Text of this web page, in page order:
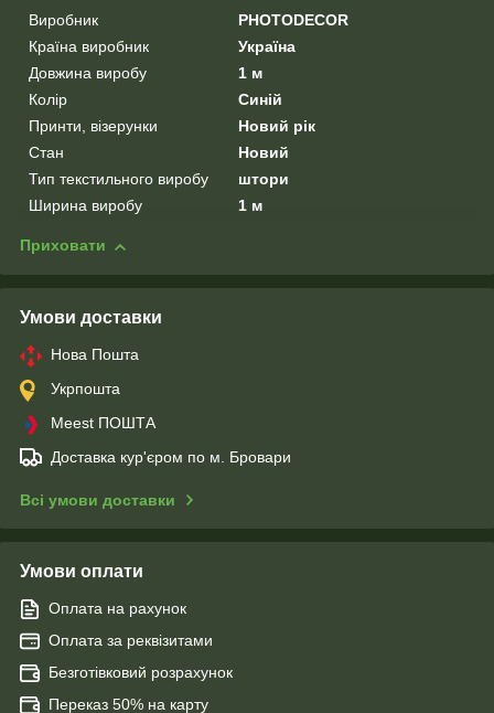
Виробник
PHOTODECOR
Країна виробник
Україна
Довжина виробу
1 м
Колір
Синій
Принти, візерунки
Новий рік
Стан
Новий
Тип текстильного виробу
штори
Ширина виробу
1 м
Приховати
Умови доставки
Нова Пошта
Укрпошта
Meest ПОШТА
Доставка кур'єром по м. Бровари
Всі умови доставки
Умови оплати
Оплата на рахунок
Оплата за реквізитами
Безготівковий розрахунок
Переказ 50% на карту